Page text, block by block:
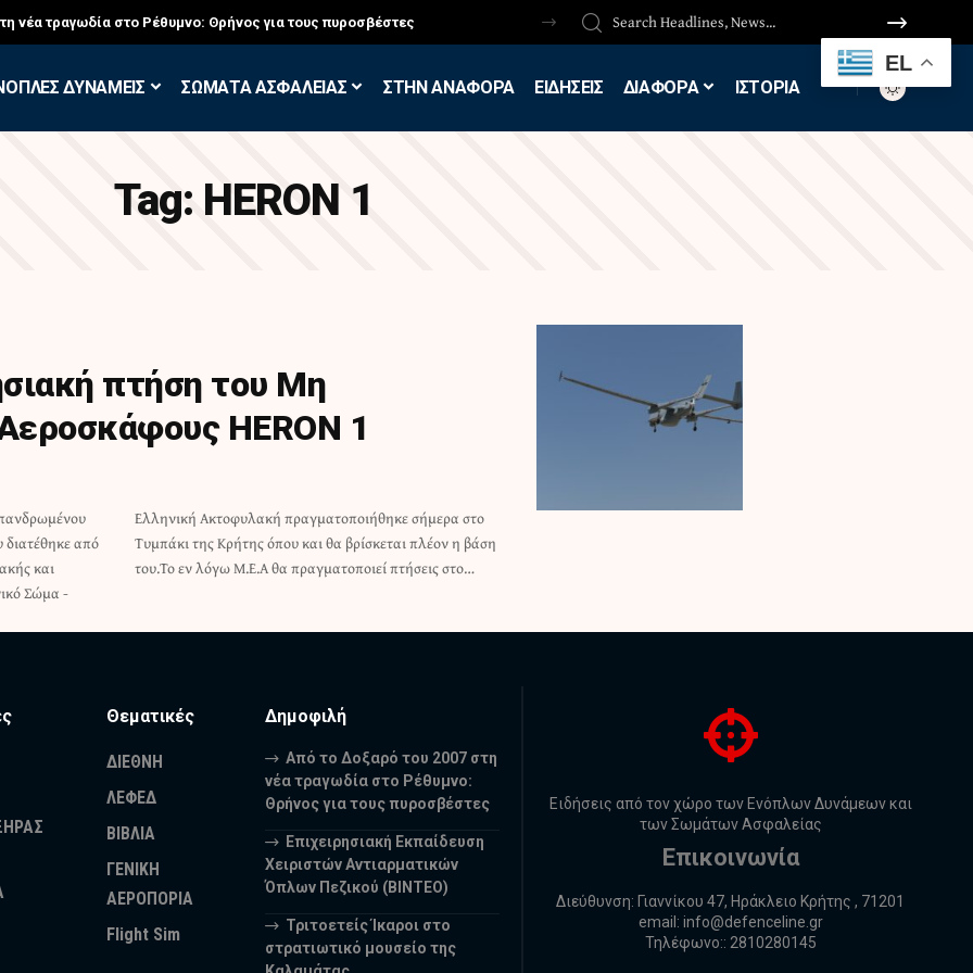
νέα τραγωδία στο Ρέθυμνο: Θρήνος για τους πυροσβέστες
ΔΥΝΑΜΕΙΣ ΣΩΜΑΤΑ ΑΣΦΑΛΕΙΑΣ ΣΤΗΝ ΑΝΑΦΟΡΑ ΕΙΔΗΣΕΙΣ ΔΙΑΦΟΡΑ ΙΣΤΟΡΙΑ
Tag: HERON 1
πτήση του Μη
HERON 1
από
και
Σώμα -
σήμερα στο
πλέον η βάση
του.Το εν λόγω Μ.Ε.Α θα πραγματοποιεί πτήσεις στο…
Θεματικές
ΔΙΕΘΝΗ
ΛΕΦΕΔ
ΒΙΒΛΙΑ
ΓΕΝΙΚΗ
ΑΕΡΟΠΟΡΙΑ
Flight Sim
Δημοφιλή
Από το Δοξαρό του 2007 στη
νέα τραγωδία στο Ρέθυμνο:
Θρήνος για τους πυροσβέστες
Επιχειρησιακή Εκπαίδευση
Χειριστών Αντιαρματικών
Όπλων Πεζικού (ΒΙΝΤΕΟ)
Τριτοετείς Ίκαροι στο
στρατιωτικό μουσείο της
Ειδήσεις από τον χώρο των Ενόπλων Δυνάμεων και
των Σωμάτων Ασφαλείας
Επικοινωνία
Διεύθυνση: Γιαννίκου 47, Ηράκλειο Κρήτης , 71201
email: info@defenceline.gr
Τηλέφωνο:: 2810280145
EL